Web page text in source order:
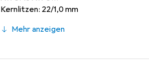
Kernlitzen: 22/1,0 mm
Aussendurchmesser: 2,8 mm
Betriebsspannung: 500 V
Mehr anzeigen